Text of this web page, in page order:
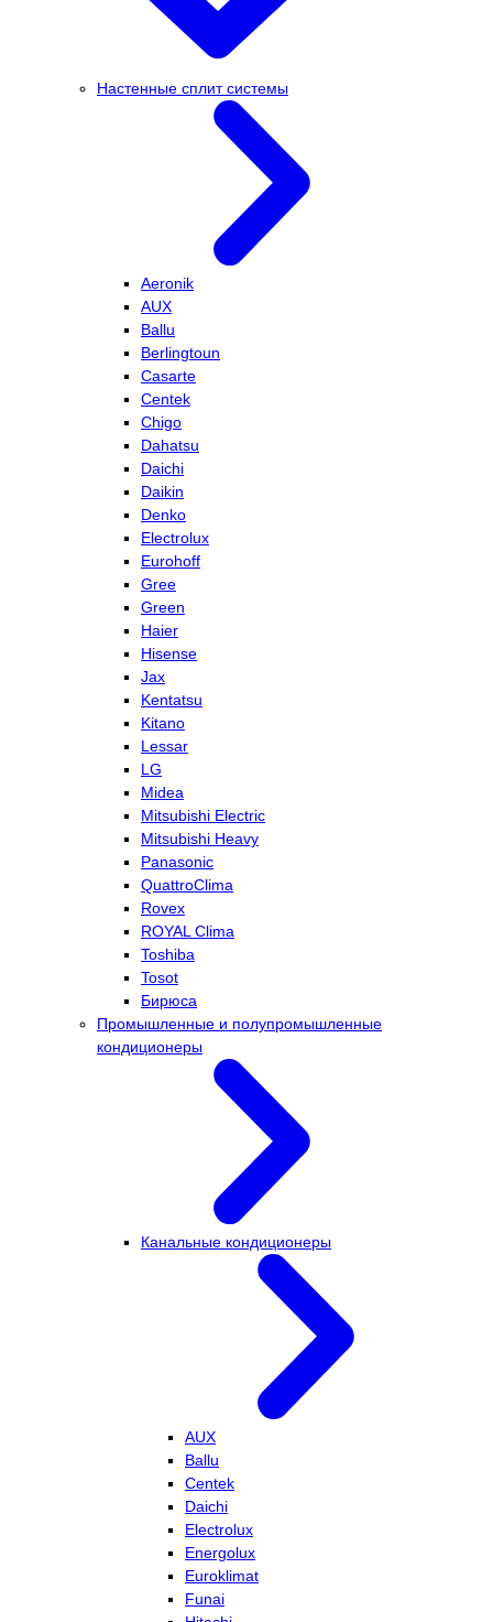
Настенные сплит системы
Aeronik
AUX
Ballu
Berlingtoun
Casarte
Centek
Chigo
Dahatsu
Daichi
Daikin
Denko
Electrolux
Eurohoff
Gree
Green
Haier
Hisense
Jax
Kentatsu
Kitano
Lessar
LG
Midea
Mitsubishi Electric
Mitsubishi Heavy
Panasonic
QuattroClima
Rovex
ROYAL Clima
Toshiba
Tosot
Бирюса
Промышленные и полупромышленные
кондиционеры
Канальные кондиционеры
AUX
Ballu
Centek
Daichi
Electrolux
Energolux
Euroklimat
Funai